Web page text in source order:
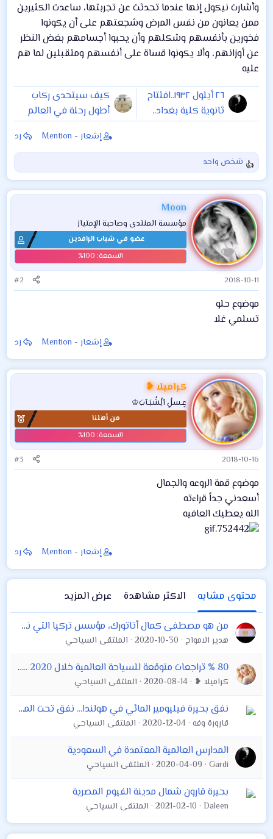
وأشارت نيكول إنها عندما تحدثت عن تجربتها، ساعدت الكثيرين
ممن يعانون من نفس المرض وشجعتهم على أن يكونوا
فخورين بأنفسهم وشكلهم وأن يحبوا أجسامهم بغض النظر
عن أوزانهم، وألا يكونوا قساة على أنفسهم ومتقبلين لما هم
عليه
٢٦ أيلول ١٩٣٢..افتتاح
ثانوية كلية بغداد..
أول المدارس الأهلية
كيف سيتحدى ركاب
أطول رحلة في العالم
الوقت؟
إشعار - Mention رد
ا
ل
ت
ف
ا
ع
ل
ا
ت
:
شخص واحد
Moon
مؤسسة المنتدى وصاحبة الإمتياز
عضو في شباب الرافدين
2018-10-11
#2
موضوع حلو
تسلمي غلا
إشعار - Mention رد
كراميلا ❥
عٍـسلُِ آلُِشُبَـآبَ♔
من أهلنا
2018-10-16
#3
موضوع قمة الروعه والجمال
أسعدني جداً قراءته
الله يعطيك العافيه
إشعار - Mention رد
محتوى مشابه الاكثر مشاهدة
عرض المزيد
من هو مصطفى كمال أتاتورك، مؤسس تركيا التي نعرفها اليوم؟
هدير الامواج 2020-10-30 الملتقى السياحي
80 % تراجعات متوقعة للسياحة العالمية خلال 2020 .. أسوأ أزمة منذ 1950
كراميلا ❥ 2020-08-14 الملتقى السياحي
نفق بحيرة فيليومير المائي في هولندا... نفق تحت الماء !
قارورة وفه 2020-12-04 الملتقى السياحي
المدارس العالمية المعتمدة في السعودية
Gardi
2020-04-09 الملتقى السياحي
بحيرة قارون شمال مدينة الفيوم المصرية
Daleen
2021-02-10 الملتقى السياحي